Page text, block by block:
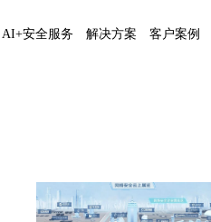
AI+安全服务 解决方案 客户案例